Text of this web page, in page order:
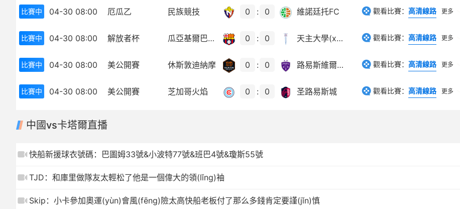
歐洲杯 世界杯
比賽中 04-30 08:00 厄瓜乙 民族競技 0 : 0 維諾廷托FC 觀看比賽：高清線路 更多
比賽中 04-30 08:00 解放者杯 瓜亞基爾巴塞羅那 0 : 0 天主大學(xué) 觀看比賽：高清線路 更多
比賽中 04-30 08:00 美公開賽 休斯敦迪納摩 0 : 0 路易斯維爾FC 觀看比賽：高清線路 更多
比賽中 04-30 08:00 美公開賽 芝加哥火焰 0 : 0 圣路易斯城 觀看比賽：高清線路 更多
中國vs卡塔爾直播
快船新援球衣號碼：巴圖姆33號&小波特77號&班巴4號&瓊斯55號
TJD：和庫里做隊友太輕松了他是一個偉大的領(lǐng)袖
Skip：小卡參加奧運(yùn)會風(fēng)險太高快船老板付了那么多錢肯定要謹(jǐn)慎